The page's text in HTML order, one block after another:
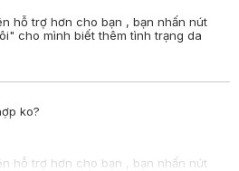
hỗ trợ hơn cho bạn , bạn nhấn nút
cho mình biết thêm tình trạng da
ko?
hỗ trợ hơn cho bạn , bạn nhấn nút